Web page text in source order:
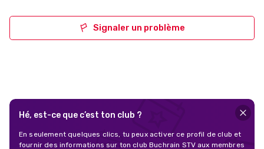
Signaler un problème
Hé, est-ce que c’est ton club ?
En seulement quelques clics, tu peux activer ce profil de club et
fournir des informations sur ton club Buchrain STV aux membres